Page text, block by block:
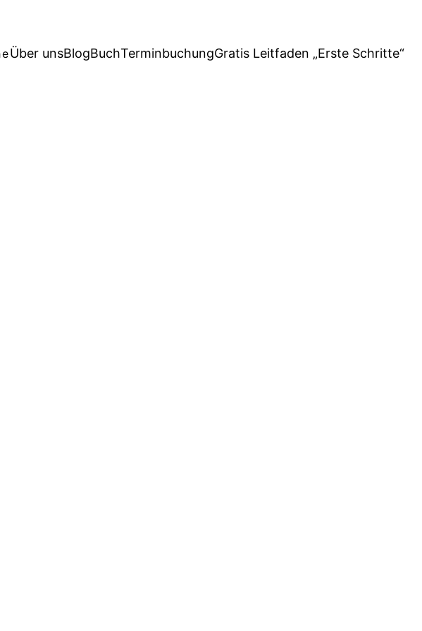
Über unsBlogBuchTerminbuchungGratis Leitfaden „Erste Schritte“